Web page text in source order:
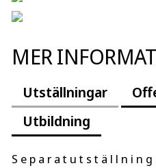
MER
Utställningar
Utbildning
S e p a r a t u t s t ä l l n i n g